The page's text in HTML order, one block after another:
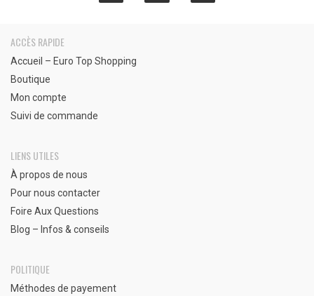
ACCÈS RAPIDE
Accueil – Euro Top Shopping
Boutique
Mon compte
Suivi de commande
LIENS UTILES
À propos de nous
Pour nous contacter
Foire Aux Questions
Blog – Infos & conseils
POLITIQUE
Méthodes de payement